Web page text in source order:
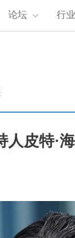
论坛 行业
皮特·